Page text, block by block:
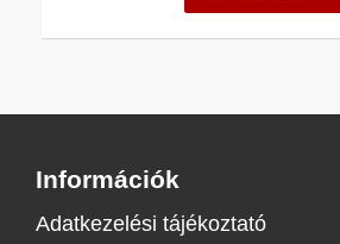
Információk
Adatkezelési tájékoztató